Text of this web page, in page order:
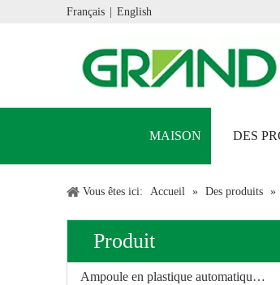
Français English
MAISON DES
Vous êtes ici: Accueil » Des produits »
Produit
Ampoule en plastique automatique Machine d'étanchéité